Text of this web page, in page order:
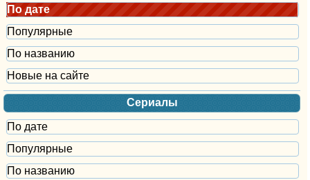
По дате
Популярные
По названию
Новые на сайте
Сериалы
По дате
Популярные
По названию